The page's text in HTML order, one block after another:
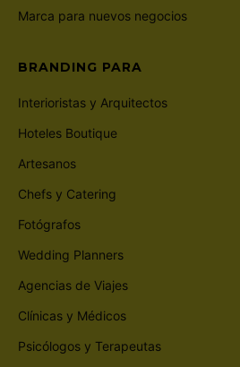
Marca para nuevos negocios
BRANDING PARA
Interioristas y Arquitectos
Hoteles Boutique
Artesanos
Chefs y Catering
Fotógrafos
Wedding Planners
Agencias de Viajes
Clínicas y Médicos
Psicólogos y Terapeutas